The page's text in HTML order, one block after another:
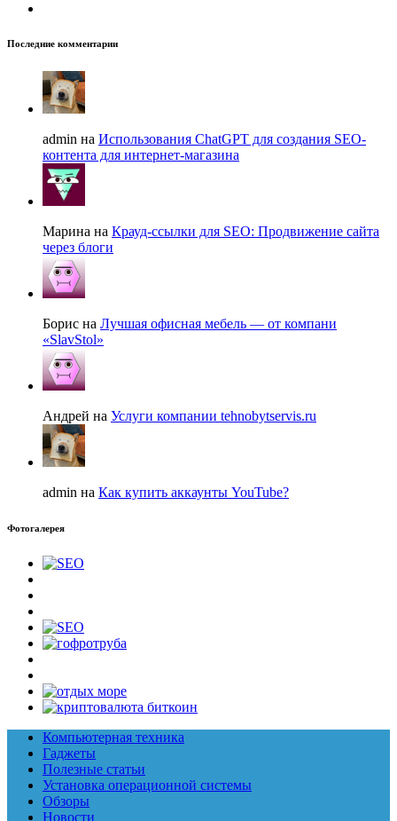
Последние комментарии
admin на Использования ChatGPT для создания SEO-
контента для интернет-магазина
Марина на Крауд-ссылки для SEO: Продвижение сайта
через блоги
Борис на Лучшая офисная мебель — от компани
«SlavStol»
Андрей на Услуги компании tehnobytservis.ru
admin на Как купить аккаунты YouTube?
Фотогалерея
Компьютерная техника
Гаджеты
Полезные статьи
Установка операционной системы
Обзоры
Новости